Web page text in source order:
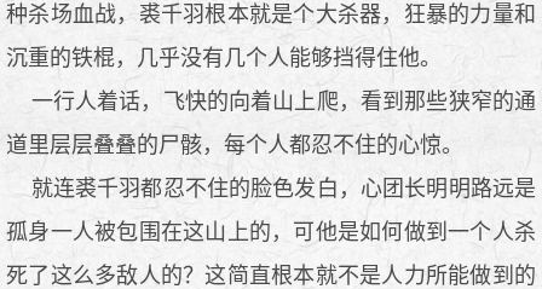
种杀场血战，裘千羽根本就是个大杀器，狂暴的力量和
沉重的铁棍，几乎没有几个人能够挡得住他。
一行人着话，飞快的向着山上爬，看到那些狭窄的通
道里层层叠叠的尸骸，每个人都忍不住的心惊。
就连裘千羽都忍不住的脸色发白，心团长明明路远是
孤身一人被包围在这山上的，可他是如何做到一个人杀
死了这么多敌人的？这简直根本就不是人力所能做到的